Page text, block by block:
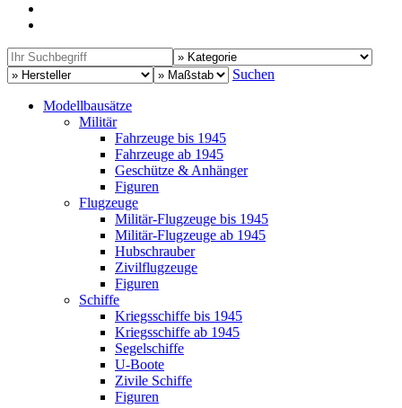
Suchen
Modellbausätze
Militär
Fahrzeuge bis 1945
Fahrzeuge ab 1945
Geschütze & Anhänger
Figuren
Flugzeuge
Militär-Flugzeuge bis 1945
Militär-Flugzeuge ab 1945
Hubschrauber
Zivilflugzeuge
Figuren
Schiffe
Kriegsschiffe bis 1945
Kriegsschiffe ab 1945
Segelschiffe
U-Boote
Zivile Schiffe
Figuren